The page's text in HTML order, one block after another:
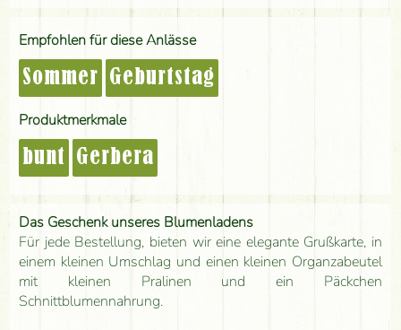
Empfohlen für diese Anlässe
Sommer Geburtstag
Produktmerkmale
bunt Gerbera
Das Geschenk unseres Blumenladens
Für jede Bestellung, bieten wir eine elegante Grußkarte, in
einem kleinen Umschlag und einen kleinen Organzabeutel
mit kleinen Pralinen und ein Päckchen
Schnittblumennahrung.